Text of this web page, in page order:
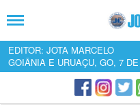
EDITOR: JOTA MARCELO
GOIÂNIA E URUAÇU, GO, 7